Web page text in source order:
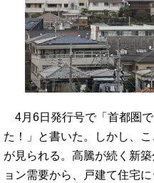
4月6日発行号で「首都圏
た！」と書いた。しかし、
が見られる。高騰が続く新
ョン需要から、戸建て住宅